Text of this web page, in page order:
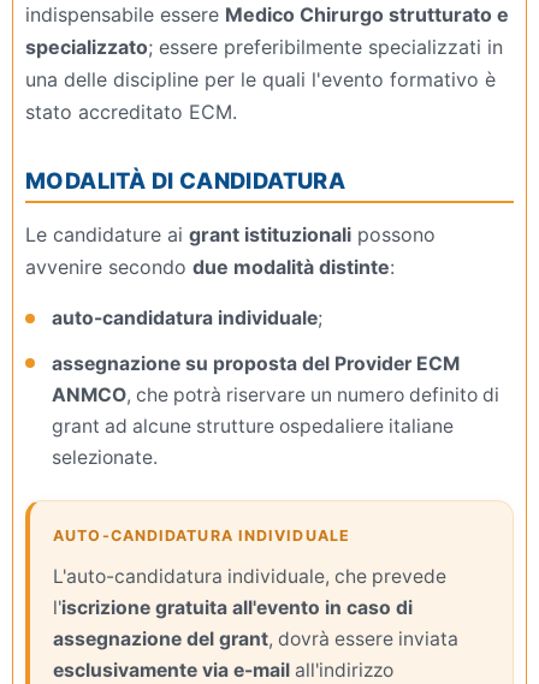
indispensabile essere Medico Chirurgo strutturato e
specializzato; essere preferibilmente specializzati in
una delle discipline per le quali l'evento formativo è
stato accreditato ECM.
MODALITÀ DI CANDIDATURA
Le candidature ai grant istituzionali possono
avvenire secondo due modalità distinte:
auto-candidatura individuale;
assegnazione su proposta del Provider ECM
ANMCO, che potrà riservare un numero definito di
grant ad alcune strutture ospedaliere italiane
selezionate.
AUTO-CANDIDATURA INDIVIDUALE
L'auto-candidatura individuale, che prevede
l'iscrizione gratuita all'evento in caso di
assegnazione del grant, dovrà essere inviata
esclusivamente via e-mail all'indirizzo